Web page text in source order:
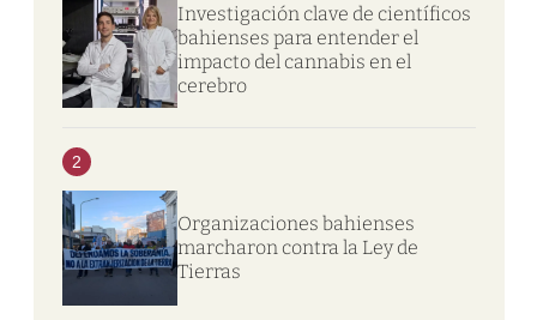
Investigación clave de científicos
bahienses para entender el
impacto del cannabis en el
cerebro
2
Organizaciones bahienses
marcharon contra la Ley de
Tierras